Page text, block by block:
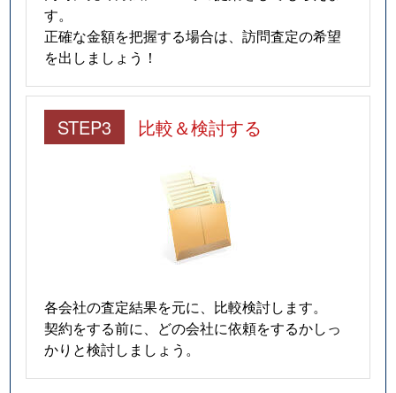
す。
正確な金額を把握する場合は、訪問査定の希望
を出しましょう！
STEP3 比較＆検討する
各会社の査定結果を元に、比較検討します。
契約をする前に、どの会社に依頼をするかしっ
かりと検討しましょう。